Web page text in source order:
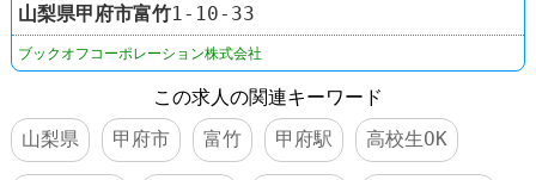
山梨県甲府市富竹1-10-33
ブックオフコーポレーション株式会社
この求人の関連キーワード
山梨県
甲府市 富竹 甲府駅 高校生OK